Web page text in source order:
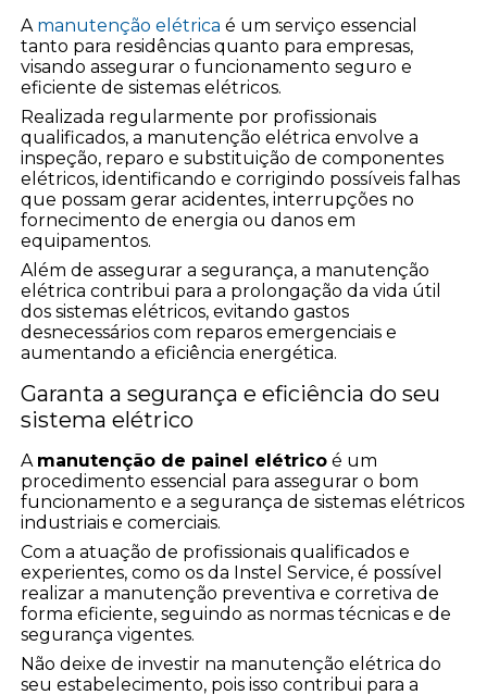
A manutenção elétrica é um serviço essencial
tanto para residências quanto para empresas,
visando assegurar o funcionamento seguro e
eficiente de sistemas elétricos.
Realizada regularmente por profissionais
qualificados, a manutenção elétrica envolve a
inspeção, reparo e substituição de componentes
elétricos, identificando e corrigindo possíveis falhas
que possam gerar acidentes, interrupções no
fornecimento de energia ou danos em
equipamentos.
Além de assegurar a segurança, a manutenção
elétrica contribui para a prolongação da vida útil
dos sistemas elétricos, evitando gastos
desnecessários com reparos emergenciais e
aumentando a eficiência energética.
Garanta a segurança e eficiência do seu
sistema elétrico
A manutenção de painel elétrico é um
procedimento essencial para assegurar o bom
funcionamento e a segurança de sistemas elétricos
industriais e comerciais.
Com a atuação de profissionais qualificados e
experientes, como os da Instel Service, é possível
realizar a manutenção preventiva e corretiva de
forma eficiente, seguindo as normas técnicas e de
segurança vigentes.
Não deixe de investir na manutenção elétrica do
seu estabelecimento, pois isso contribui para a